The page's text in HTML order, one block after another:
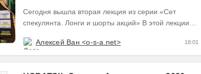
Сегодня вышла вторая лекция из серии «Сет
спекулянта. Лонги и шорты акций» В этой лекции
Алексей Ван <o-s-a.net>
18:01